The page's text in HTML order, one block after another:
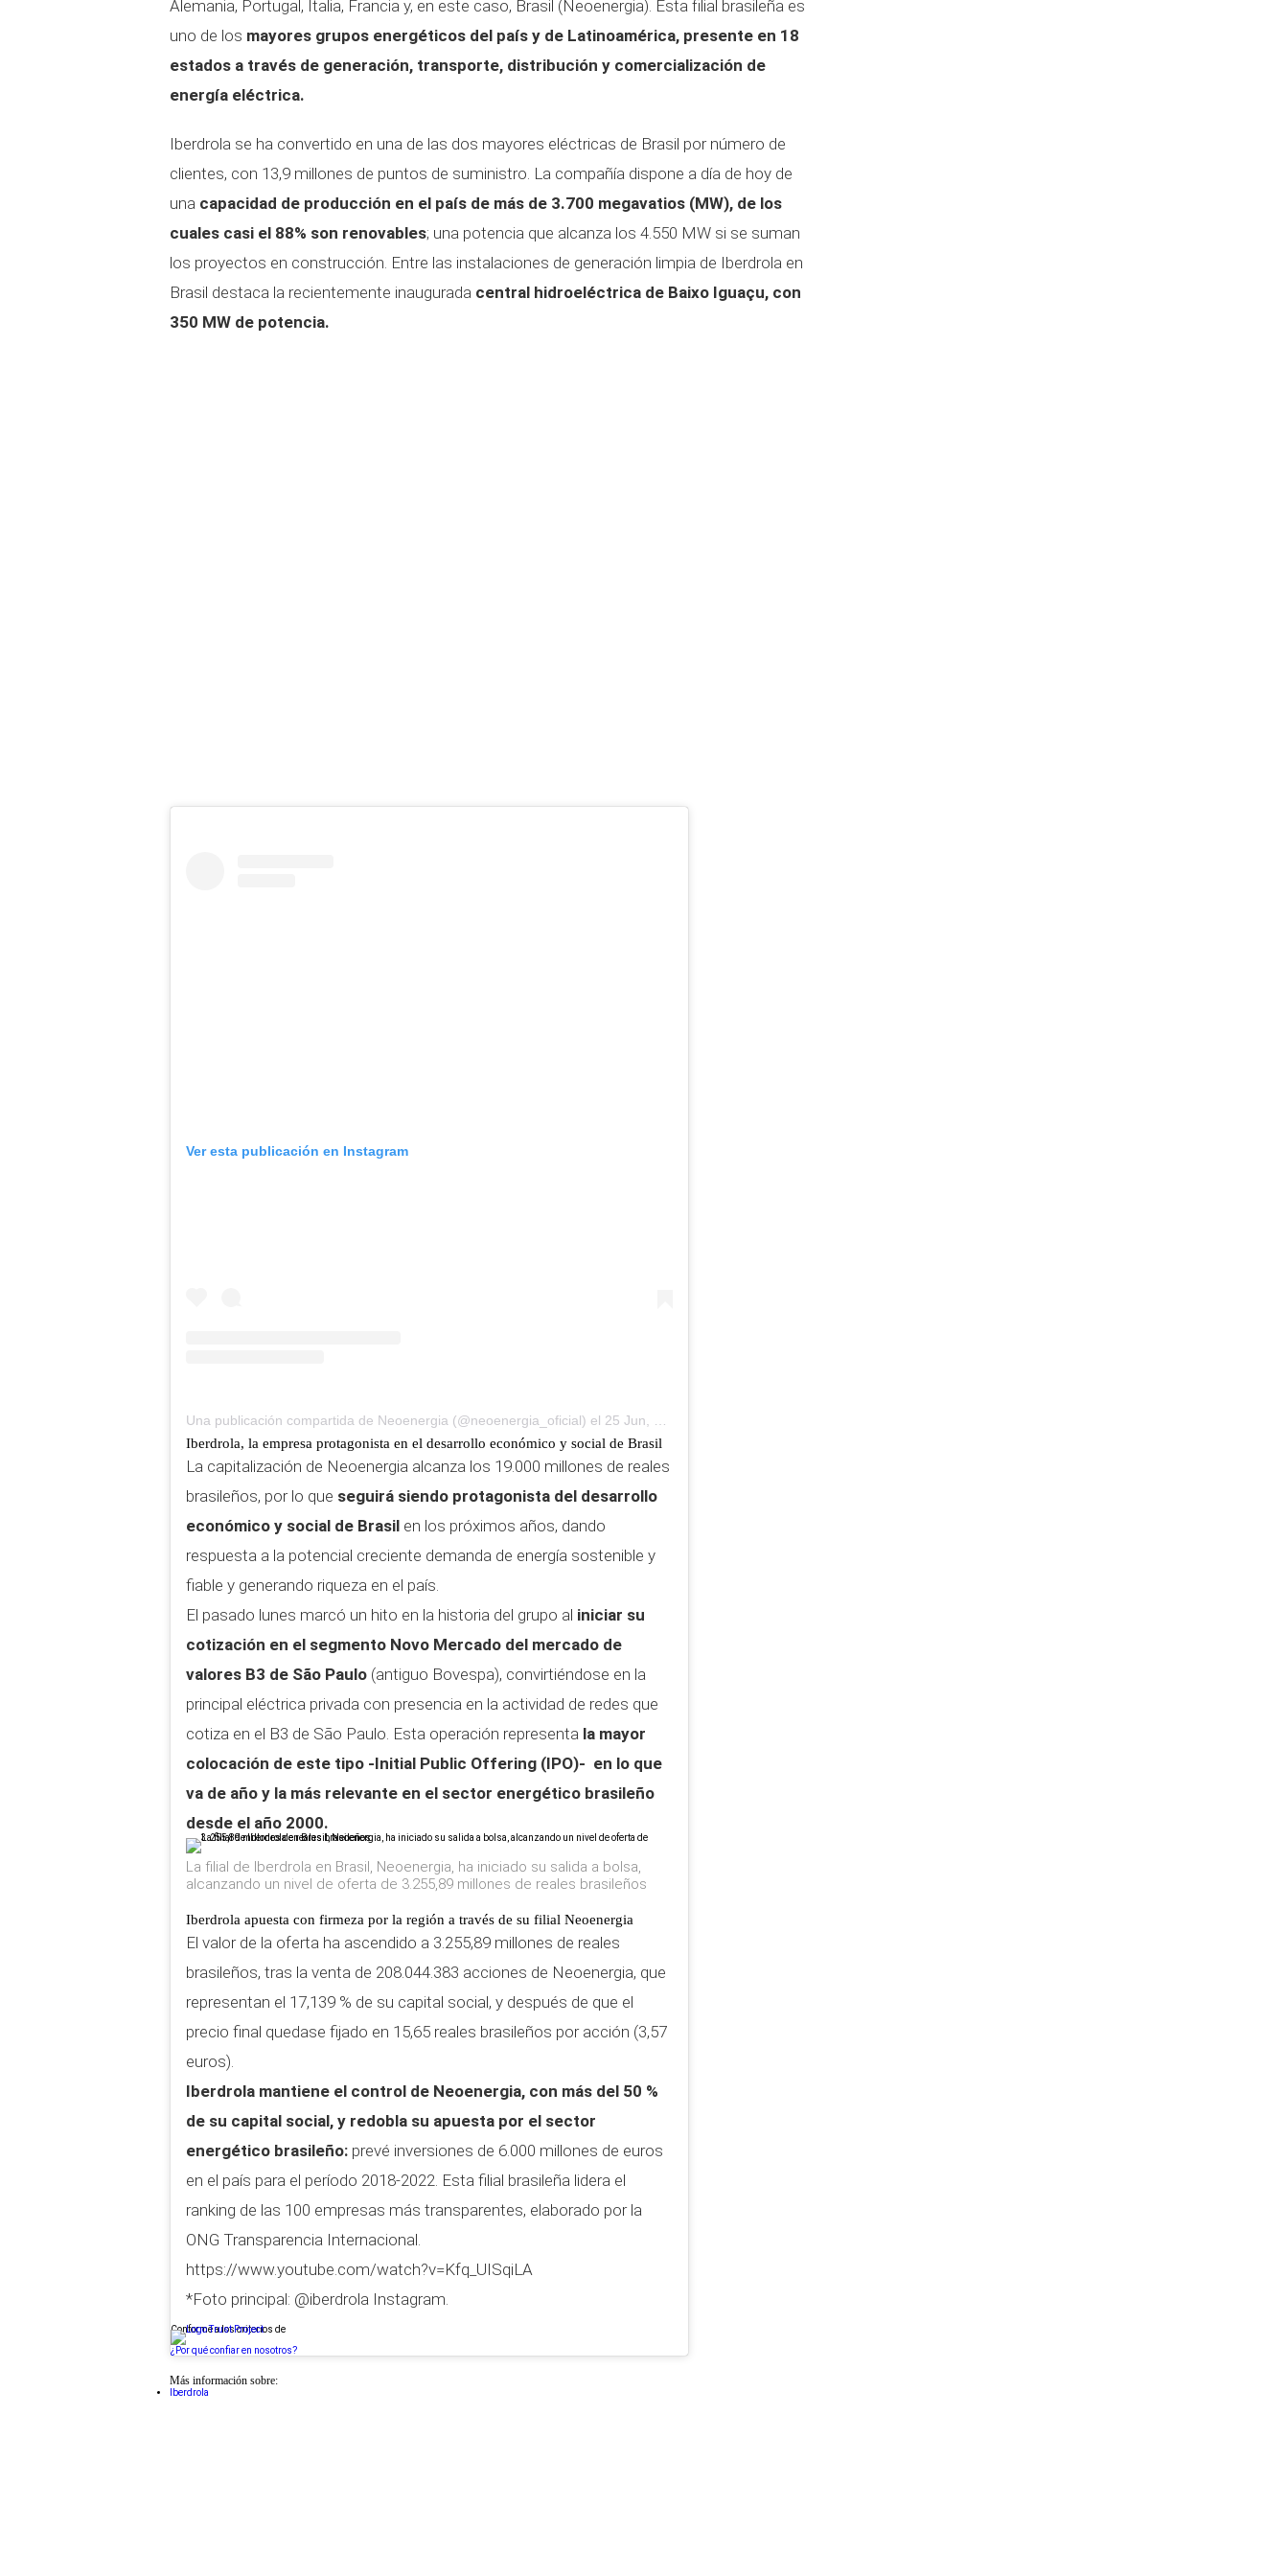
Alemania, Portugal, Italia, Francia y, en este caso, Brasil (Neoenergia). Esta filial brasileña es
uno de los mayores grupos energéticos del país y de Latinoamérica, presente en 18
estados a través de generación, transporte, distribución y comercialización de
energía eléctrica.
Iberdrola se ha convertido en una de las dos mayores eléctricas de Brasil por número de
clientes, con 13,9 millones de puntos de suministro. La compañía dispone a día de hoy de
una capacidad de producción en el país de más de 3.700 megavatios (MW), de los
cuales casi el 88% son renovables; una potencia que alcanza los 4.550 MW si se suman
los proyectos en construcción. Entre las instalaciones de generación limpia de Iberdrola en
Brasil destaca la recientemente inaugurada central hidroeléctrica de Baixo Iguaçu, con
350 MW de potencia.
Ver esta publicación en Instagram
Una publicación compartida de Neoenergia (@neoenergia_oficial) el 25 Jun, 2019 a las 2:51 PDT
Iberdrola, la empresa protagonista en el desarrollo económico y social de Brasil
La capitalización de Neoenergia alcanza los 19.000 millones de reales
brasileños, por lo que seguirá siendo protagonista del desarrollo
económico y social de Brasil en los próximos años, dando
respuesta a la potencial creciente demanda de energía sostenible y
fiable y generando riqueza en el país.
El pasado lunes marcó un hito en la historia del grupo al iniciar su
cotización en el segmento Novo Mercado del mercado de
valores B3 de São Paulo (antiguo Bovespa), convirtiéndose en la
principal eléctrica privada con presencia en la actividad de redes que
cotiza en el B3 de São Paulo. Esta operación representa la mayor
colocación de este tipo -Initial Public Offering (IPO)- en lo que
va de año y la más relevante en el sector energético brasileño
desde el año 2000.
La filial de Iberdrola en Brasil, Neoenergia, ha iniciado su salida a bolsa,
alcanzando un nivel de oferta de 3.255,89 millones de reales brasileños
Iberdrola apuesta con firmeza por la región a través de su filial Neoenergia
El valor de la oferta ha ascendido a 3.255,89 millones de reales
brasileños, tras la venta de 208.044.383 acciones de Neoenergia, que
representan el 17,139 % de su capital social, y después de que el
precio final quedase fijado en 15,65 reales brasileños por acción (3,57
euros).
Iberdrola mantiene el control de Neoenergia, con más del 50 %
de su capital social, y redobla su apuesta por el sector
energético brasileño: prevé inversiones de 6.000 millones de euros
en el país para el período 2018-2022. Esta filial brasileña lidera el
ranking de las 100 empresas más transparentes, elaborado por la
ONG Transparencia Internacional.
https://www.youtube.com/watch?v=Kfq_UISqiLA
*Foto principal: @iberdrola Instagram.
Conforme a los criterios de
¿Por qué confiar en nosotros?
Más información sobre:
Iberdrola